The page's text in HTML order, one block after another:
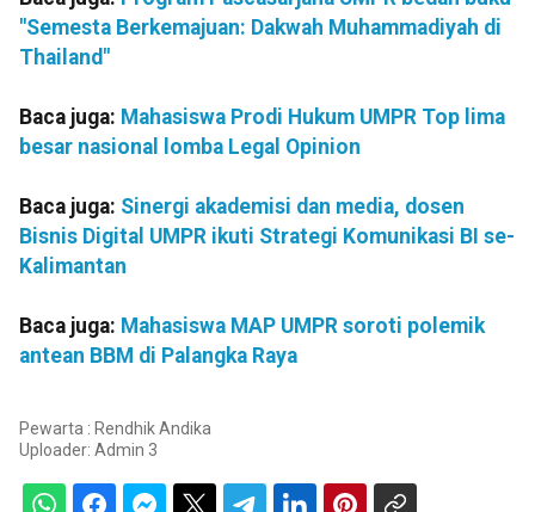
"Semesta Berkemajuan: Dakwah Muhammadiyah di
Thailand"
Baca juga: Mahasiswa Prodi Hukum UMPR Top lima
besar nasional lomba Legal Opinion
Baca juga: Sinergi akademisi dan media, dosen
Bisnis Digital UMPR ikuti Strategi Komunikasi BI se-
Kalimantan
Baca juga: Mahasiswa MAP UMPR soroti polemik
antean BBM di Palangka Raya
Pewarta : Rendhik Andika
Uploader: Admin 3